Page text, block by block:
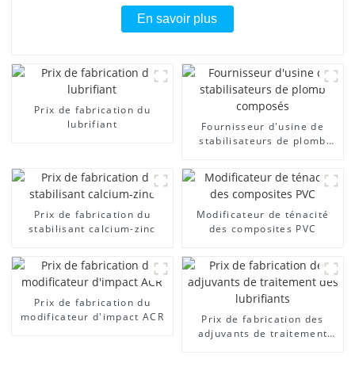
En savoir plus
Prix ​​de fabrication du
lubrifiant
Fournisseur d'usine de
stabilisateurs de plomb
Prix ​​de fabrication du
stabilisant calcium-zinc
Modificateur de ténacité
des composites PVC
Prix ​​de fabrication du
modificateur d'impact ACR
Prix ​​de fabrication des
adjuvants de traitement